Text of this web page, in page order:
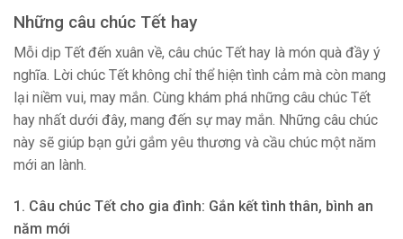
Những câu chúc Tết hay
Mỗi dịp Tết đến xuân về, câu chúc Tết hay là món quà đầy ý
nghĩa. Lời chúc Tết không chỉ thể hiện tình cảm mà còn mang
lại niềm vui, may mắn. Cùng khám phá những câu chúc Tết
hay nhất dưới đây, mang đến sự may mắn. Những câu chúc
này sẽ giúp bạn gửi gắm yêu thương và cầu chúc một năm
mới an lành.
1. Câu chúc Tết cho gia đình: Gắn kết tình thân, bình an
năm mới